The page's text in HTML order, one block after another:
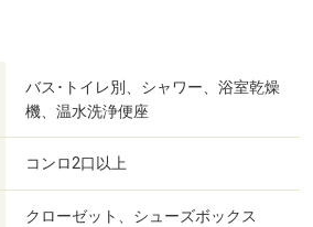
バス･トイレ別、シャワー、浴室乾燥
機、温水洗浄便座
コンロ2口以上
クローゼット、シューズボックス